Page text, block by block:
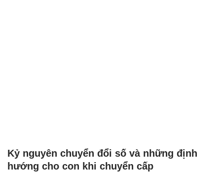
Kỷ nguyên chuyển đổi số và những định
hướng cho con khi chuyển cấp